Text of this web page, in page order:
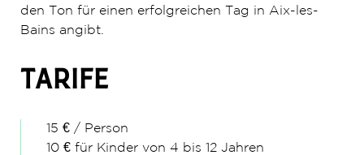
den Ton für einen erfolgreichen Tag in Aix-les-
Bains angibt.
TARIFE
15 € / Person
10 € für Kinder von 4 bis 12 Jahren